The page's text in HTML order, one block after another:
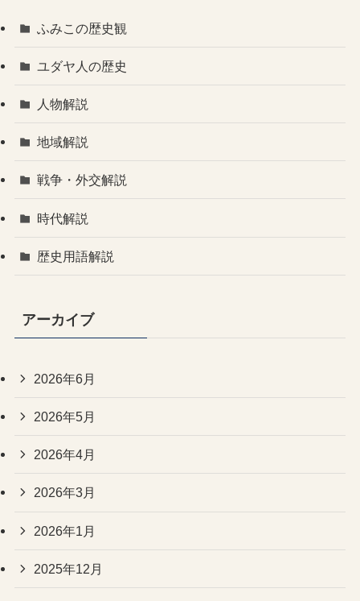
ふみこの歴史観
ユダヤ人の歴史
人物解説
地域解説
戦争・外交解説
時代解説
歴史用語解説
アーカイブ
2026年6月
2026年5月
2026年4月
2026年3月
2026年1月
2025年12月